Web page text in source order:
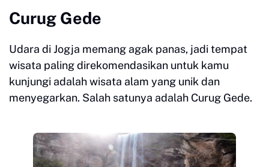
Curug Gede
Udara di Jogja memang agak panas, jadi tempat
wisata paling direkomendasikan untuk kamu
kunjungi adalah wisata alam yang unik dan
menyegarkan. Salah satunya adalah Curug Gede.